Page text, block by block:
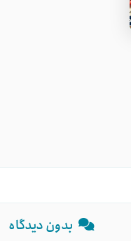
بدون دیدگاه